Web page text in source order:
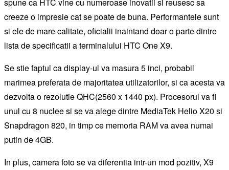
creeze o impresie cat se poate de buna. Performantele sunt
si ele de mare calitate, oficialii inaintand doar o parte dintre
lista de specificatii a terminalului HTC One X9.
Se stie faptul ca display-ul va masura 5 inci, probabil
marimea preferata de majoritatea utilizatorilor, si ca acesta va
dezvolta o rezolutie QHC(2560 x 1440 px). Procesorul va fi
unul cu 8 nuclee si se va alege dintre MediaTek Helio X20 si
Snapdragon 820, in timp ce memoria RAM va avea numai
putin de 4GB.
In plus, camera foto se va diferentia intr-un mod pozitiv, X9